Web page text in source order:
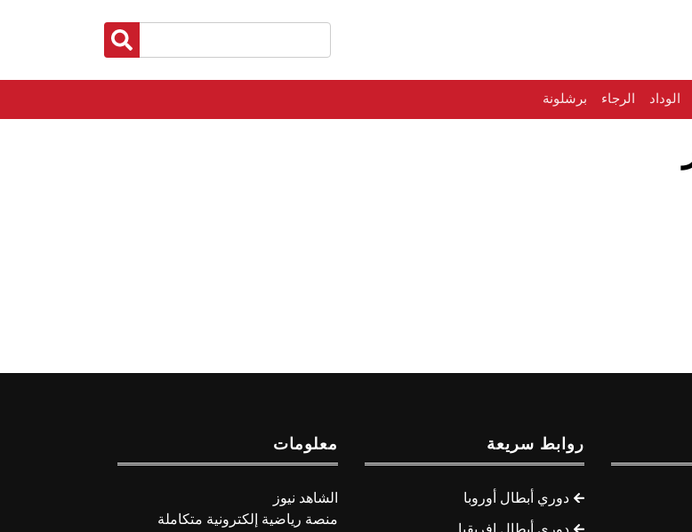
الوداد الرجاء برشلونة
روابط سريعة
دوري أبطال أوروبا
معلومات
الشاهد نيوز
منصة رياضية إلكترونية متكاملة